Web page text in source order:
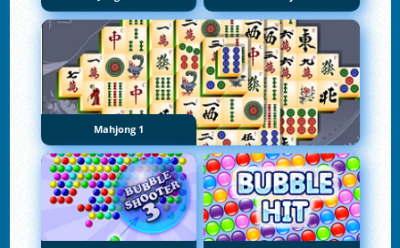
Mahjong 1